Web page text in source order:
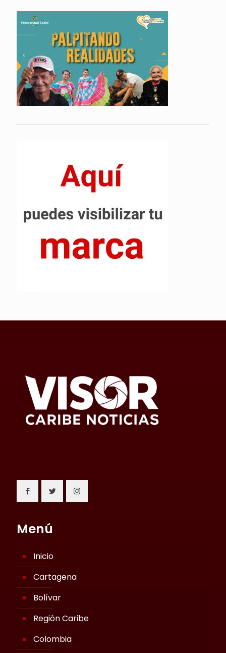
Menú
Inicio
Cartagena
Bolívar
Región Caribe
Colombia